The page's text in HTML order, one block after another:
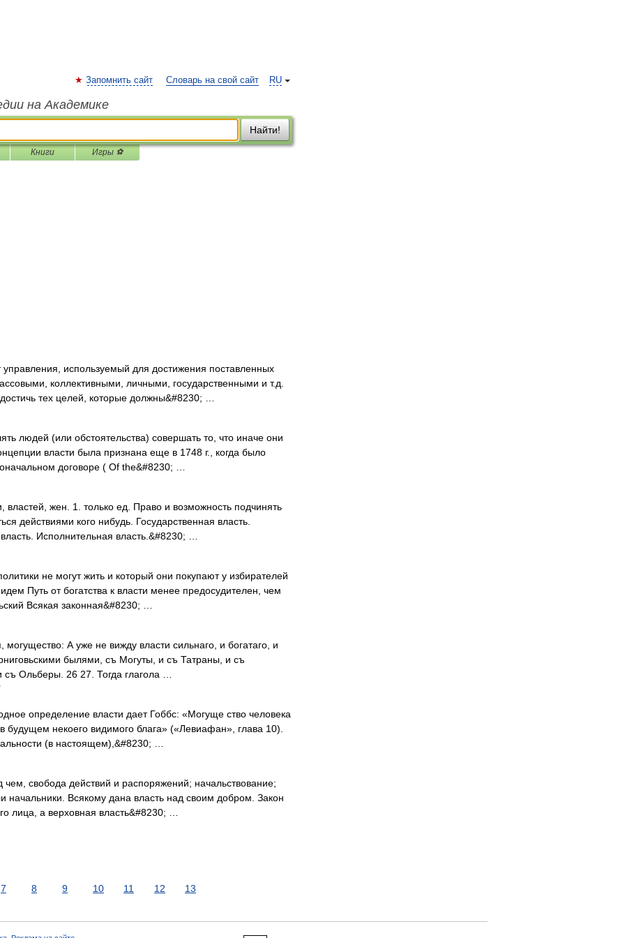
RU
Запомнить сайт Словарь на свой сайт
на Академике
Найти!
Книги Игры ⚽
используемый для достижения поставленных
коллективными, личными, государственными и т.д.
тех целей, которые должны&#8230; …
людей (или обстоятельства) совершать то, что иначе они
власти была признана еще в 1748 г., когда было
договоре ( Of the&#8230; …
жен. 1. только ед. Право и возможность подчинять
действиями кого нибудь. Государственная власть.
Исполнительная власть.&#8230; …
не могут жить и который они покупают у избирателей
Путь от богатства к власти менее предосудителен, чем
Всякая законная&#8230; …
А уже не вижду власти сильнаго, и богатаго, и
былями, съ Могуты, и съ Татраны, и съ
Ольберы. 26 27. Тогда глагола …
определение власти дает Гоббс: «Могуще ство человека
будущем некоего видимого блага» («Левиафан», глава 10).
(в настоящем),&#8230; …
свобода действий и распоряжений; начальствование;
начальники. Всякому дана власть над своим добром. Закон
лица, а верховная власть&#8230; …
7 8 9 10 11 12 13